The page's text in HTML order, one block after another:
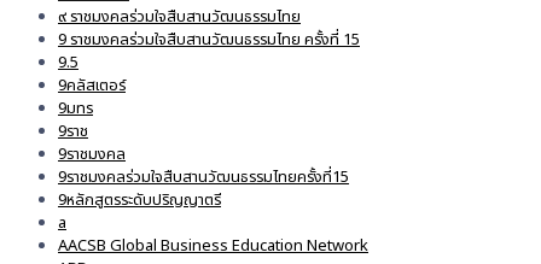
๙ ราชมงคลร่วมใจสืบสานวัฒนธรรมไทย
9 ราชมงคลร่วมใจสืบสานวัฒนธรรมไทย ครั้งที่ 15
9.5
9คลัสเตอร์
9มทร
9ราช
9ราชมงคล
9ราชมงคลร่วมใจสืบสานวัฒนธรรมไทยครั้งที่15
9หลักสูตรระดับปริญญาตรี
a
AACSB Global Business Education Network